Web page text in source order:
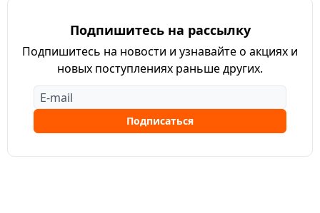
Подпишитесь на рассылку
Подпишитесь на новости и узнавайте о акциях и
новых поступлениях раньше других.
Подписаться